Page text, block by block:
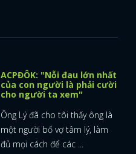
ACPĐÔK: "Nỗi đau lớn nhất
của con người là phải cười
cho người ta xem"
Ông Lý đã cho tôi thấy ông là
một người bố vợ tâm lý, làm
đủ mọi cách để các ...